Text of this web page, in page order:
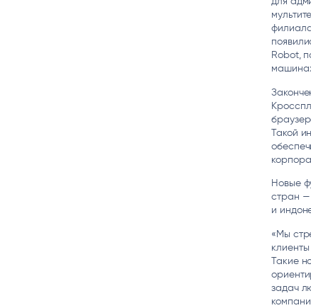
Robot,
Такой
Новые
стран —
и
«Мы
Такие
задач